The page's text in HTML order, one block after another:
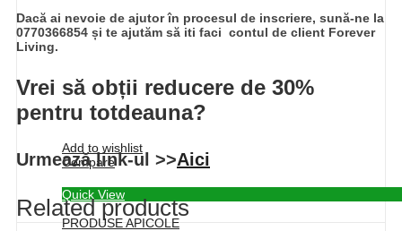
Add to wishlist
Compare
Quick View
PRODUSE APICOLE
Dacă ai nevoie de ajutor în procesul de inscriere, sună-ne la
0770366854 și te ajutăm să iti faci contul de client Forever
Living.
Vrei să obții reducere de 30%
pentru totdeauna?
Urmează link-ul >>Aici
Related products